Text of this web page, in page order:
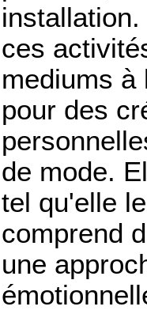
ces
mediums à
pour des
de mode.
tel qu'elle
comprend
une